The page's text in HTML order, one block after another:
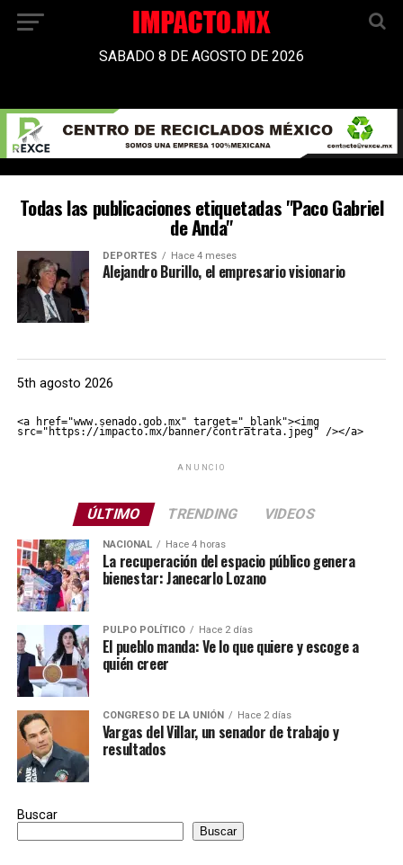
SABADO 8 DE AGOSTO DE 2026
Todas las publicaciones etiquetadas "Paco Gabriel
de Anda"
DEPORTES Hace 4 meses
Alejandro Burillo, el empresario visionario
5th agosto 2026
<a href="www.senado.gob.mx" target="_blank"><img
src="https://impacto.mx/banner/contratrata.jpeg" /></a>
ANUNCIO
ÚLTIMO TRENDING VIDEOS
NACIONAL Hace 4 horas
La recuperación del espacio público genera
bienestar: Janecarlo Lozano
PULPO POLÍTICO Hace 2 días
El pueblo manda: Ve lo que quiere y escoge a
quién creer
CONGRESO DE LA UNIÓN Hace 2 días
Vargas del Villar, un senador de trabajo y
resultados
Buscar
Buscar